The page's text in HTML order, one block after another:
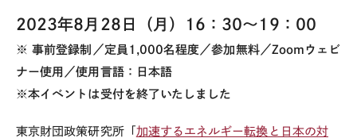
2023年8月28日（月）16：30～19：00
※ 事前登録制／定員1,000名程度／参加無料／Zoomウェビ
ナー使用／使用言語：日本語
※本イベントは受付を終了いたしました
東京財団政策研究所「 加速するエネルギー転換と日本の対